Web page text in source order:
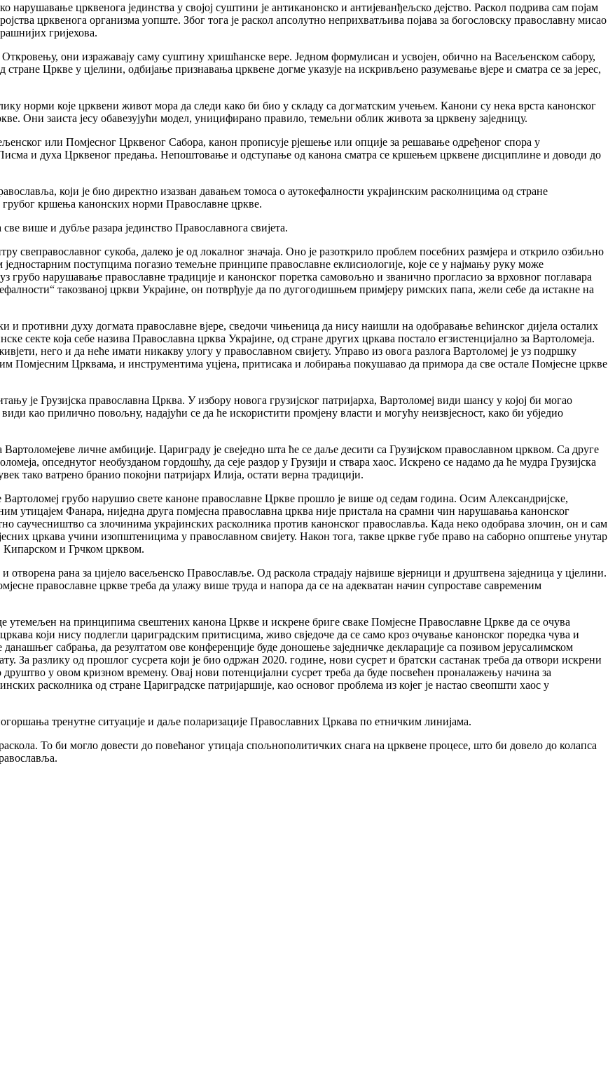
црквенога јединства у својој суштини је антиканонско и антијеванђељско дејство. Раскол подрива сам појам
црквенога организма уопште. Због тога је раскол апсолутно неприхватљива појава за богословску православну мисао
гријехова.
они изражавају саму суштину хришћанске вере. Једном формулисан и усвојен, обично на Васељенском сабору,
Цркве у цјелини, одбијање признавања црквене догме указује на искривљено разумевање вјере и сматра се за јерес,
норми које црквени живот мора да следи како би био у складу са догматским учењем. Канони су нека врста канонског
Они заиста јесу обавезујући модел, уницифирано правило, темељни облик живота за црквену заједницу.
или Помјесног Црквеног Сабора, канон прописује рјешење или опције за решавање одређеног спора у
и духа Црквеног предања. Непоштовање и одступање од канона сматра се кршењем црквене дисциплине и доводи до
који је био директно изазван давањем томоса о аутокефалности украјинским расколницима од стране
грубог кршења канонских норми Православне цркве.
више и дубље разара јединство Православнога свијета.
свеправославног сукоба, далеко је од локалног значаја. Оно је разоткрило проблем посебних размјера и открило озбиљно
поступцима погазио темељне принципе православне еклисиологије, које се у најмању руку може
грубо нарушавање православне традиције и канонског поретка самовољно и званично прогласио за врховног поглавара
такозваној цркви Украјине, он потврђује да по дугогодишњем примјеру римских папа, жели себе да истакне на
и противни духу догмата православне вјере, сведочи чињеница да нису наишли на одобравање већинског дијела осталих
секте која себе назива Православна црква Украјине, од стране других цркава постало егзистенцијално за Вартоломеја.
него и да неће имати никакву улогу у православном свијету. Управо из овога разлога Вартоломеј је уз подршку
Помјесним Црквама, и инструментима уцјена, притисака и лобирања покушавао да примора да све остале Помјесне цркве
је Грузијска православна Црква. У избору новога грузијског патријарха, Вартоломеј види шансу у којој би могао
као прилично повољну, надајући се да ће искористити промјену власти и могућу неизвјесност, како би убједио
личне амбиције. Цариграду је свеједно шта ће се даље десити са Грузијском православном црквом. Са друге
опседнутог необузданом гордошћу, да сеје раздор у Грузији и ствара хаос. Искрено се надамо да ће мудра Грузијска
тако ватрено бранио покојни патријарх Илија, остати верна традицији.
грубо нарушио свете каноне православне Цркве прошло је више од седам година. Осим Александријске,
утицајем Фанара, ниједна друга помјесна православна црква није пристала на срамни чин нарушавања канонског
саучесништво са злочинима украјинских расколника против канонског православља. Када неко одобрава злочин, он и сам
цркава учини изопштеницима у православном свијету. Након тога, такве цркве губе право на саборно општење унутар
Кипарском и Грчком црквом.
отворена рана за цијело васељенско Православље. Од раскола страдају највише вјерници и друштвена заједница у цјелини.
православне цркве треба да улажу више труда и напора да се на адекватан начин супроставе савременим
утемељен на принципима свештених канона Цркве и искрене бриге сваке Помјесне Православне Цркве да се очува
који нису подлегли цариградским притисцима, живо свједоче да се само кроз очување канонског поредка чува и
сабрања, да резултатом ове конференције буде доношење заједничке декларације са позивом јерусалимском
За разлику од прошлог сусрета који је био одржан 2020. године, нови сусрет и братски састанак треба да отвори искрени
друштво у овом кризном времену. Овај нови потенцијални сусрет треба да буде посвећен проналажењу начина за
расколника од стране Цариградске патријаршије, као основог проблема из којег је настао свеопшти хаос у
тренутне ситуације и даље поларизације Православних Цркава по етничким линијама.
То би могло довести до повећаног утицаја спољнополитичких снага на црквене процесе, што би довело до колапса